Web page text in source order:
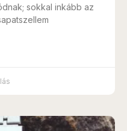
sokkal inkább az